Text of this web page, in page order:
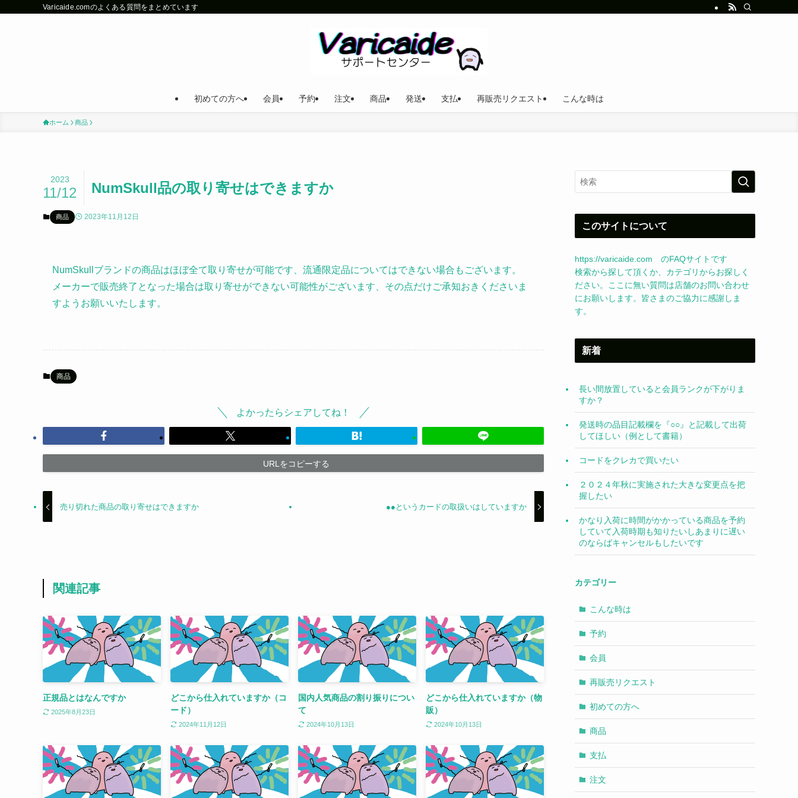
Varicaide.comのよくある質問をまとめています
初めての方へ 会員 予約 注文 商品 発送 支払 再販売リクエスト こんな時は
ホーム 商品
NumSkull品の取り寄せはできますか
2023
11/12
商品 2023年11月12日
NumSkullブランドの商品はほぼ全て取り寄せが可能です、流通限定品についてはできない場合もございます。
メーカーで販売終了となった場合は取り寄せができない可能性がございます、その点だけご承知おきくださいま
すようお願いいたします。
商品
よかったらシェアしてね！
URLをコピーする
売り切れた商品の取り寄せはできますか ●●というカードの取扱いはしていますか
関連記事
正規品とはなんですか
2025年8月23日
どこから仕入れていますか（コ
ード）
2024年11月12日
国内人気商品の割り振りについ
て
2024年10月13日
どこから仕入れていますか（物
販）
2024年10月13日
このサイトについて
https://varicaide.com のFAQサイトです
検索から探して頂くか、カテゴリからお探しく
ださい。ここに無い質問は店舗のお問い合わせ
にお願いします。皆さまのご協力に感謝しま
す。
新着
長い間放置していると会員ランクが下がりま
すか？
発送時の品目記載欄を『○○』と記載して出荷
してほしい（例として書籍）
コードをクレカで買いたい
２０２４年秋に実施された大きな変更点を把
握したい
かなり入荷に時間がかかっている商品を予約
していて入荷時期も知りたいしあまりに遅い
のならばキャンセルもしたいです
カテゴリー
こんな時は
予約
会員
再販売リクエスト
初めての方へ
商品
支払
注文